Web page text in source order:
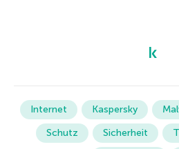
Internet Kaspersky
Schutz
Sicherheit